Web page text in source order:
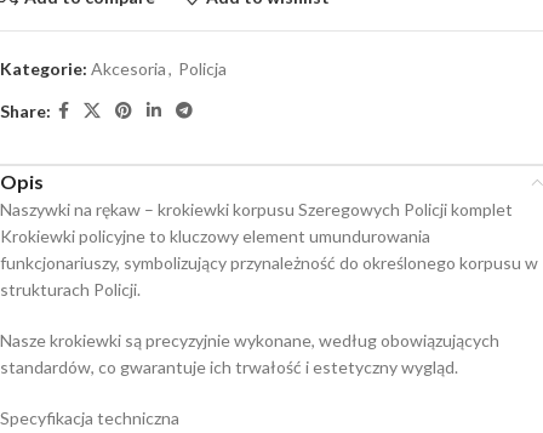
Kategorie: Akcesoria, Policja
Share:
Opis
Naszywki na rękaw – krokiewki korpusu Szeregowych Policji komplet
Krokiewki policyjne to kluczowy element umundurowania
funkcjonariuszy, symbolizujący przynależność do określonego korpusu w
strukturach Policji.
Nasze krokiewki są precyzyjnie wykonane, według obowiązujących
standardów, co gwarantuje ich trwałość i estetyczny wygląd.
Specyfikacja techniczna